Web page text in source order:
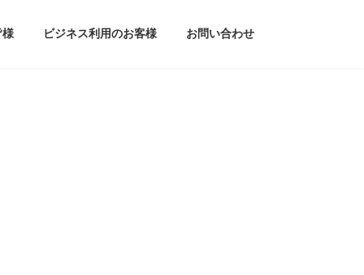
様 ビジネス利用のお客様 お問い合わせ